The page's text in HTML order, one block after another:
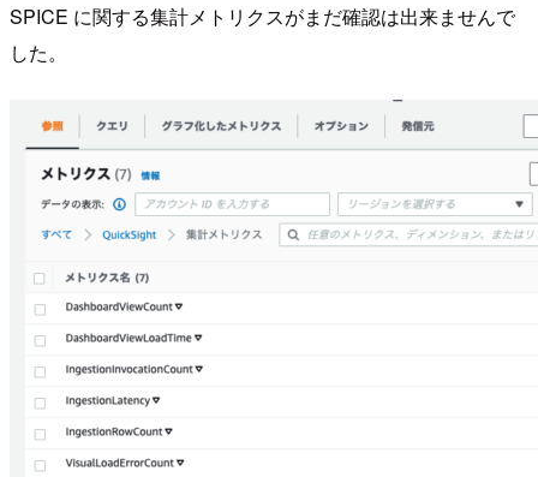
SPICE に関する集計メトリクスがまだ確認は出来ませんで
した。